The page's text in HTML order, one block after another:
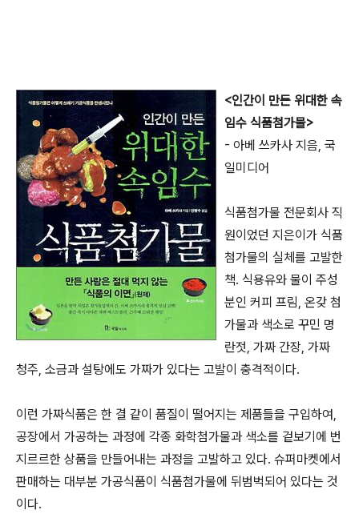
<인간이 만든 위대한 속
임수 식품첨가물>
- 아베 쓰카사 지음, 국
일미디어
식품첨가물 전문회사 직
원이었던 지은이가 식품
첨가물의 실체를 고발한
책. 식용유와 물이 주성
분인 커피 프림, 온갖 첨
가물과 색소로 꾸민 명
란젓, 가짜 간장, 가짜
청주, 소금과 설탕에도 가짜가 있다는 고발이 충격적이다.
이런 가짜식품은 한 결 같이 품질이 떨어지는 제품들을 구입하여,
공장에서 가공하는 과정에 각종 화학첨가물과 색소를 겉보기에 번
지르르한 상품을 만들어내는 과정을 고발하고 있다. 슈퍼마켓에서
판매하는 대부분 가공식품이 식품첨가물에 뒤범벅되어 있다는 것
이다.